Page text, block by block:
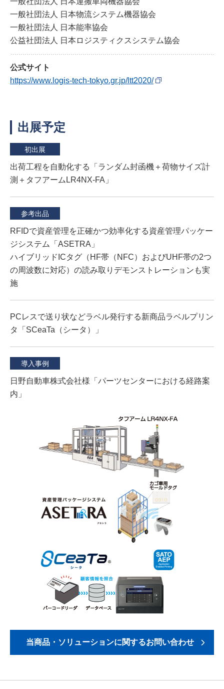
一般社団法人 日本物流システム機器協会
一般社団法人 日本能率協会
公益社団法人 日本ロジスティクスシステム協会
公式サイト
https://www.logis-tech-tokyo.gr.jp/ltt2020/
出展予定
初出展
出荷工程を自動化する「ランダム封函機＋荷物サイズ計
測＋タフアームLR4NX-FA」
参考出品
RFIDで資産管理を正確かつ効率化する資産管理パッケー
ジシステム「ASETRA」
ハイブリッドICタグ（HF帯（NFC）およびUHF帯の2つ
の周波数に対応）の読み取りデモンストレーションも実
施
PCレスで送り状などラベル発行する新商品ラベルプリン
タ「SCeaTa（シータ）」
導入事例
日野自動車株式会社様「パーツセンターにおける経路案
内」
当商品・ソリューションに関するお問い合わせ